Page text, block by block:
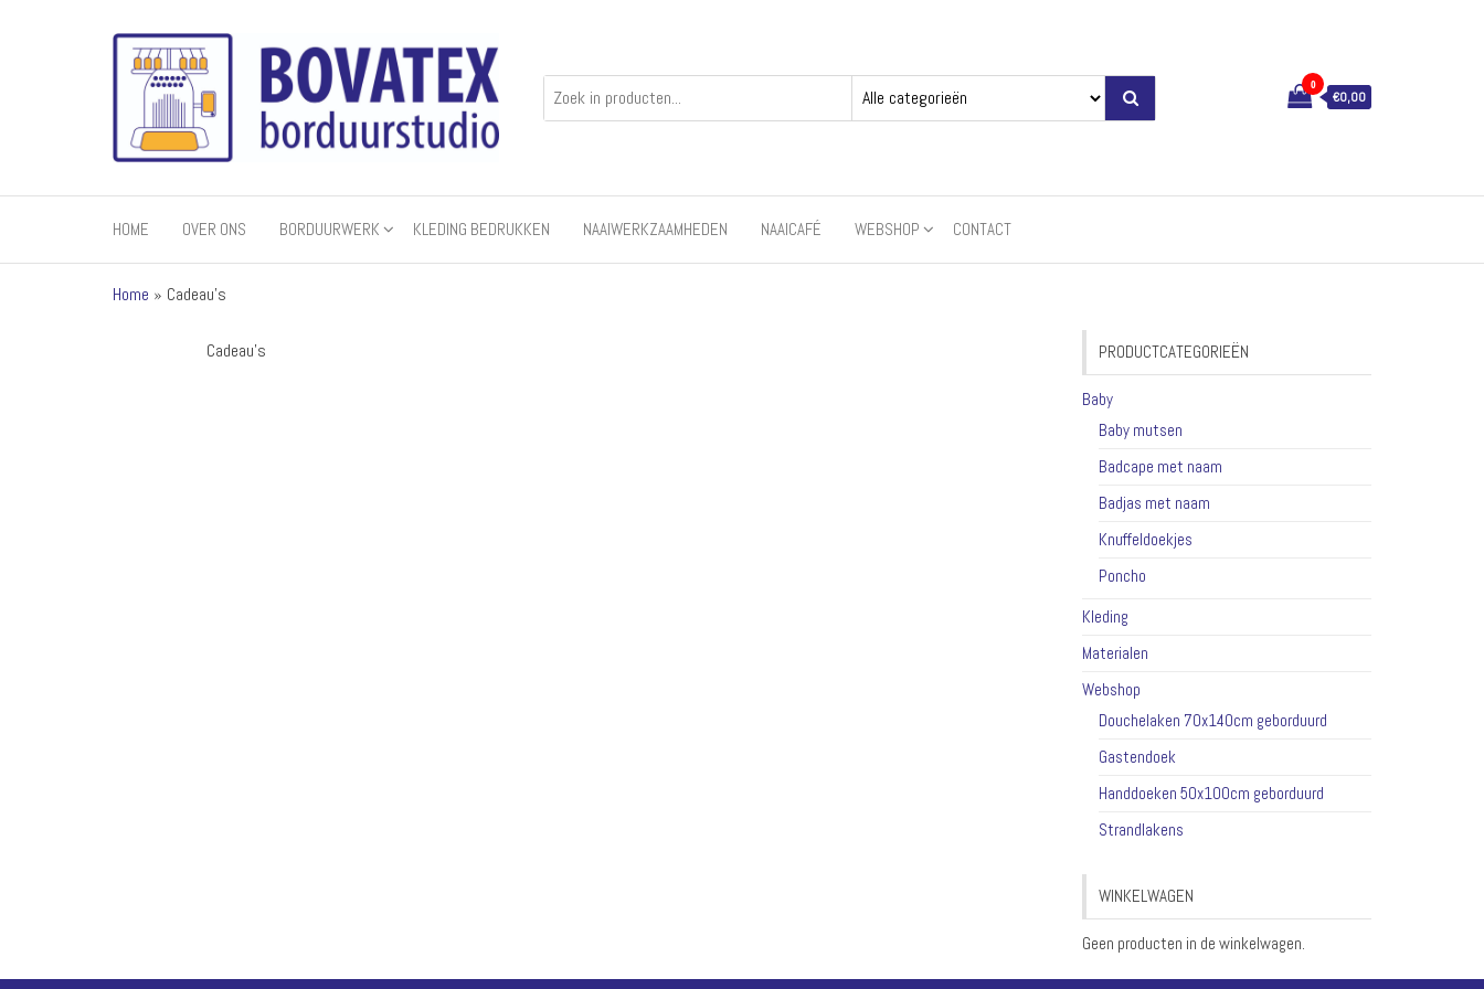
van
textiel
0
€0,00
HOME OVER ONS BORDUURWERK KLEDING BEDRUKKEN NAAIWERKZAAMHEDEN NAAICAFÉ WEBSHOP CONTACT
Home » Cadeau’s
Cadeau’s PRODUCTCATEGORIEËN
Baby
Baby mutsen
Badcape met naam
Badjas met naam
Knuffeldoekjes
Poncho
Kleding
Materialen
Webshop
Douchelaken 70x140cm geborduurd
Gastendoek
Handdoeken 50x100cm geborduurd
Strandlakens
WINKELWAGEN
Geen producten in de winkelwagen.